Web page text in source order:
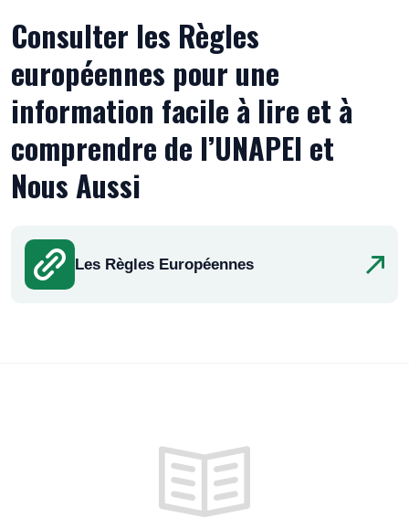
Consulter les Règles
européennes pour une
information facile à lire et à
comprendre de l’UNAPEI et
Nous Aussi
Les Règles Européennes